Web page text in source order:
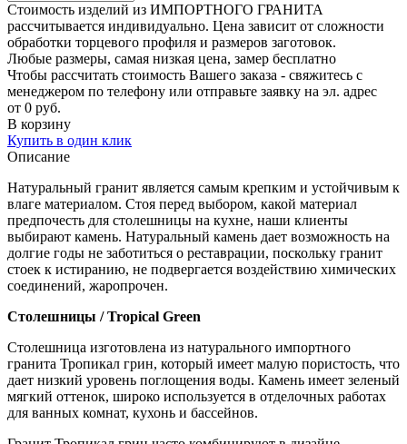
Стоимость изделий из ИМПОРТНОГО ГРАНИТА
рассчитывается индивидуально. Цена зависит от сложности
обработки торцевого профиля и размеров заготовок.
Любые размеры, самая низкая цена, замер бесплатно
Чтобы рассчитать стоимость Вашего заказа - свяжитесь с
менеджером по телефону или отправьте заявку на эл. адрес
от 0 руб.
В корзину
Купить в один клик
Описание
Натуральный гранит является самым крепким и устойчивым к
влаге материалом. Стоя перед выбором, какой материал
предпочесть для столешницы на кухне, наши клиенты
выбирают камень. Натуральный камень дает возможность на
долгие годы не заботиться о реставрации, поскольку гранит
стоек к истиранию, не подвергается воздействию химических
соединений, жаропрочен.
Столешницы / Tropical Green
Столешница изготовлена из натурального импортного
гранита Тропикал грин, который имеет малую пористость, что
дает низкий уровень поглощения воды. Камень имеет зеленый
мягкий оттенок, широко используется в отделочных работах
для ванных комнат, кухонь и бассейнов.